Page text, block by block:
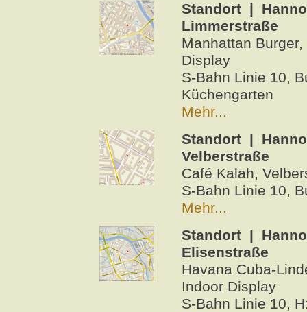
Standort |
Limmerstraße
Manhattan
Display
S-Bahn Linie 10,
Küchengarten
Mehr...
Standort |
Velberstraße
Café Kalah,
S-Bahn Linie 10,
Mehr...
Standort |
Elisenstraße
Havana Cuba-
Indoor Display
S-Bahn Linie 10,